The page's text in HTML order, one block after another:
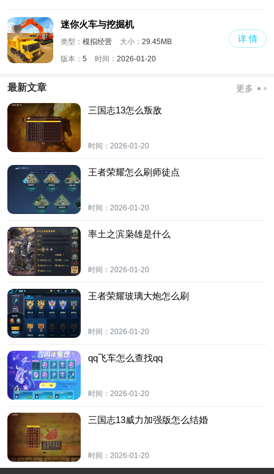
迷你火车与挖掘机
类型： 模拟经营 大小： 29.45MB
版本： 5 时间： 2026-01-20
详 情
最新文章 更多
三国志13怎么叛敌
时间： 2026-01-20
王者荣耀怎么刷师徒点
时间： 2026-01-20
率土之滨枭雄是什么
时间： 2026-01-20
王者荣耀玻璃大炮怎么刷
时间： 2026-01-20
qq飞车怎么查找qq
时间： 2026-01-20
三国志13威力加强版怎么结婚
时间： 2026-01-20